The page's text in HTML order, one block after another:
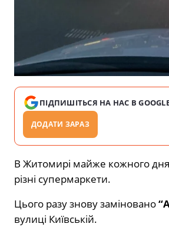
ПІДПИШІТЬСЯ НА НАС В
ДОДАТИ ЗАРАЗ
В Житомирі майже кожного дня
різні супермаркети.
Цього разу знову заміновано
вулиці Київській.